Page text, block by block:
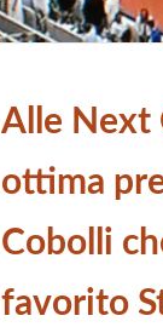
Alle Next
ottima
Cobolli
favorito